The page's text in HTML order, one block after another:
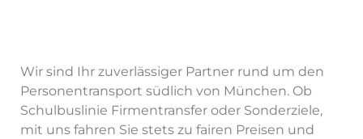
Wir sind Ihr zuverlässiger Partner rund um den
Personentransport südlich von München. Ob
Schulbuslinie Firmentransfer oder Sonderziele,
mit uns fahren Sie stets zu fairen Preisen und